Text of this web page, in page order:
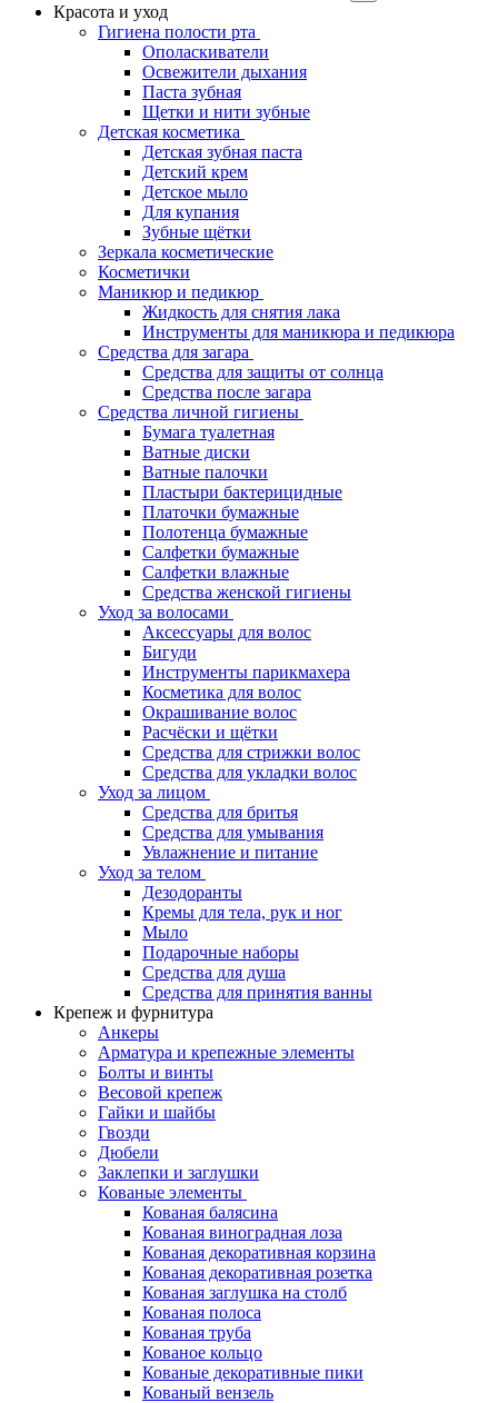
Красота и уход
Гигиена полости рта
Ополаскиватели
Освежители дыхания
Паста зубная
Щетки и нити зубные
Детская косметика
Детская зубная паста
Детский крем
Детское мыло
Для купания
Зубные щётки
Зеркала косметические
Косметички
Маникюр и педикюр
Жидкость для снятия лака
Инструменты для маникюра и педикюра
Средства для загара
Средства для защиты от солнца
Средства после загара
Средства личной гигиены
Бумага туалетная
Ватные диски
Ватные палочки
Пластыри бактерицидные
Платочки бумажные
Полотенца бумажные
Салфетки бумажные
Салфетки влажные
Средства женской гигиены
Уход за волосами
Аксессуары для волос
Бигуди
Инструменты парикмахера
Косметика для волос
Окрашивание волос
Расчёски и щётки
Средства для стрижки волос
Средства для укладки волос
Уход за лицом
Средства для бритья
Средства для умывания
Увлажнение и питание
Уход за телом
Дезодоранты
Кремы для тела, рук и ног
Мыло
Подарочные наборы
Средства для душа
Средства для принятия ванны
Крепеж и фурнитура
Анкеры
Арматура и крепежные элементы
Болты и винты
Весовой крепеж
Гайки и шайбы
Гвозди
Дюбели
Заклепки и заглушки
Кованые элементы
Кованая балясина
Кованая виноградная лоза
Кованая декоративная корзина
Кованая декоративная розетка
Кованая заглушка на столб
Кованая полоса
Кованая труба
Кованое кольцо
Кованые декоративные пики
Кованый вензель